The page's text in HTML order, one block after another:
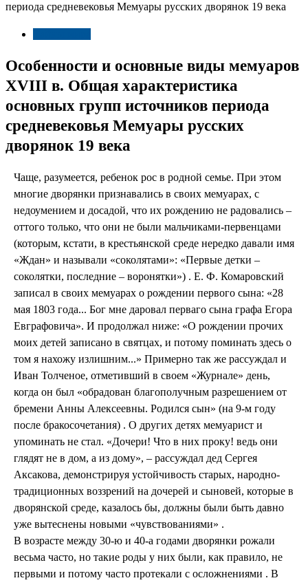
периода средневековья Мемуары русских дворянок 19 века
Особенности и основные виды мемуаров
XVIII в. Общая характеристика
основных групп источников периода
средневековья Мемуары русских
дворянок 19 века
Чаще, разумеется, ребенок рос в родной семье. При этом
многие дворянки признавались в своих мемуарах, с
недоумением и досадой, что их рождению не радовались –
оттого только, что они не были мальчиками-первенцами
(которым, кстати, в крестьянской среде нередко давали имя
«Ждан» и называли «соколятами»: «Первые детки –
соколятки, последние – воронятки») . Е. Ф. Комаровский
записал в своих мемуарах о рождении первого сына: «28
мая 1803 года... Бог мне даровал перваго сына графа Егора
Евграфовича». И продолжал ниже: «О рождении прочих
моих детей записано в святцах, и потому поминать здесь о
том я нахожу излишним...» Примерно так же рассуждал и
Иван Толченое, отметивший в своем «Журнале» день,
когда он был «обрадован благополучным разрешением от
бремени Анны Алексеевны. Родился сын» (на 9-м году
после бракосочетания) . О других детях мемуарист и
упоминать не стал. «Дочери! Что в них проку! ведь они
глядят не в дом, а из дому», – рассуждал дед Сергея
Аксакова, демонстрируя устойчивость старых, народно-
традиционных воззрений на дочерей и сыновей, которые в
дворянской среде, казалось бы, должны были быть давно
уже вытеснены новыми «чувствованиями» .
В возрасте между 30-ю и 40-а годами дворянки рожали
весьма часто, но такие роды у них были, как правило, не
первыми и потому часто протекали с осложнениями . В